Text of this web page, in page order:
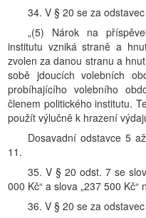
34. V § 20 se za
„(5) Nárok na
institutu vzniká straně a
zvolen za danou stranu a
sobě jdoucích volebních
probíhajícího volebního
členem politického institutu.
použít výlučně k hrazení
Dosavadní odstavce 5
11.
35. V § 20 odst. 7 se
000 Kč“ a slova „237 500 Kč“
36. V § 20 se za